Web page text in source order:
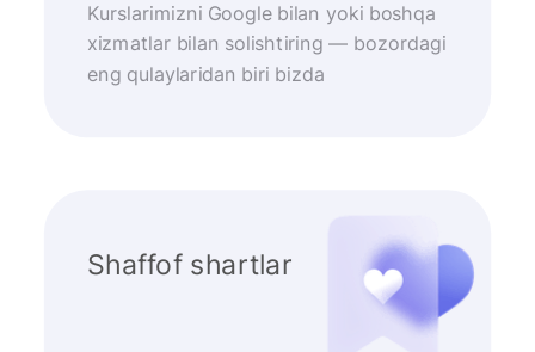
Kurslarimizni Google bilan yoki boshqa
xizmatlar bilan solishtiring — bozordagi
eng qulaylaridan biri bizda
Shaffof shartlar